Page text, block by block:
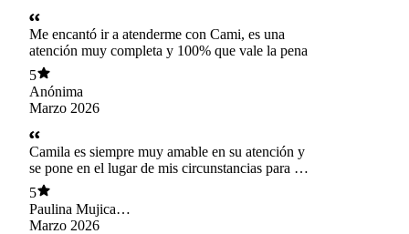
Me encantó ir a atenderme con Cami, es una
atención muy completa y 100% que vale la pena
5
Anónima
Marzo 2026
Camila es siempre muy amable en su atención y
se pone en el lugar de mis circunstancias para ir
evaluando mi progreso. Muy recomendada.
5
Paulina Mujica
Cayo
Marzo 2026